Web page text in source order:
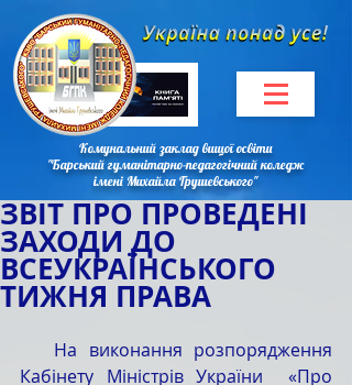
Комунальний заклад вищої освіти
"Барський гуманітарно-педагогічний коледж
імені Михайла Грушевського"
ЗВІТ ПРО ПРОВЕДЕНІ
ЗАХОДИ ДО
ВСЕУКРАЇНСЬКОГО
ТИЖНЯ ПРАВА
Кабінету Міністрів України  «Про